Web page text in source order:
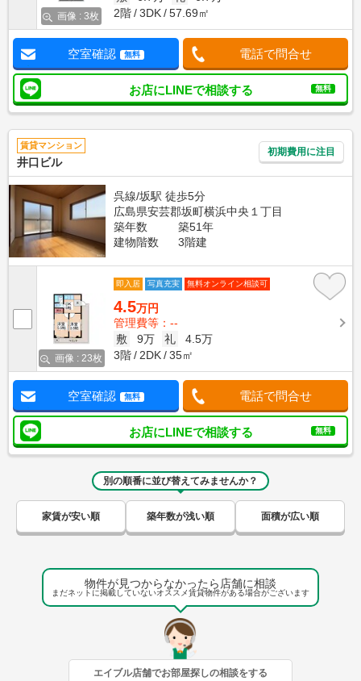
画像 : 3枚
2階
3DK 57.69㎡
空室確認 無料 電話で問合せ
お店にLINEで相談する 無料
賃貸マンション
井口ビル
初期費用に注目
呉線/坂駅 徒歩5分
広島県安芸郡坂町横浜中央１丁目
築年数
築51年
建物階数
3階建
画像 : 23枚
即入居 写真充実 無料オンライン相談可
4.5万円
管理費等：--
敷
9万 礼
4.5万
3階
2DK 35㎡
空室確認 無料 電話で問合せ
お店にLINEで相談する 無料
別の順番に並び替えてみませんか？
家賃が安い順 築年数が浅い順 面積が広い順
物件が見つからなかったら店舗に相談
まだネットに掲載していないオススメ賃貸物件がある場合がございます
エイブル店舗でお部屋探しの相談をする